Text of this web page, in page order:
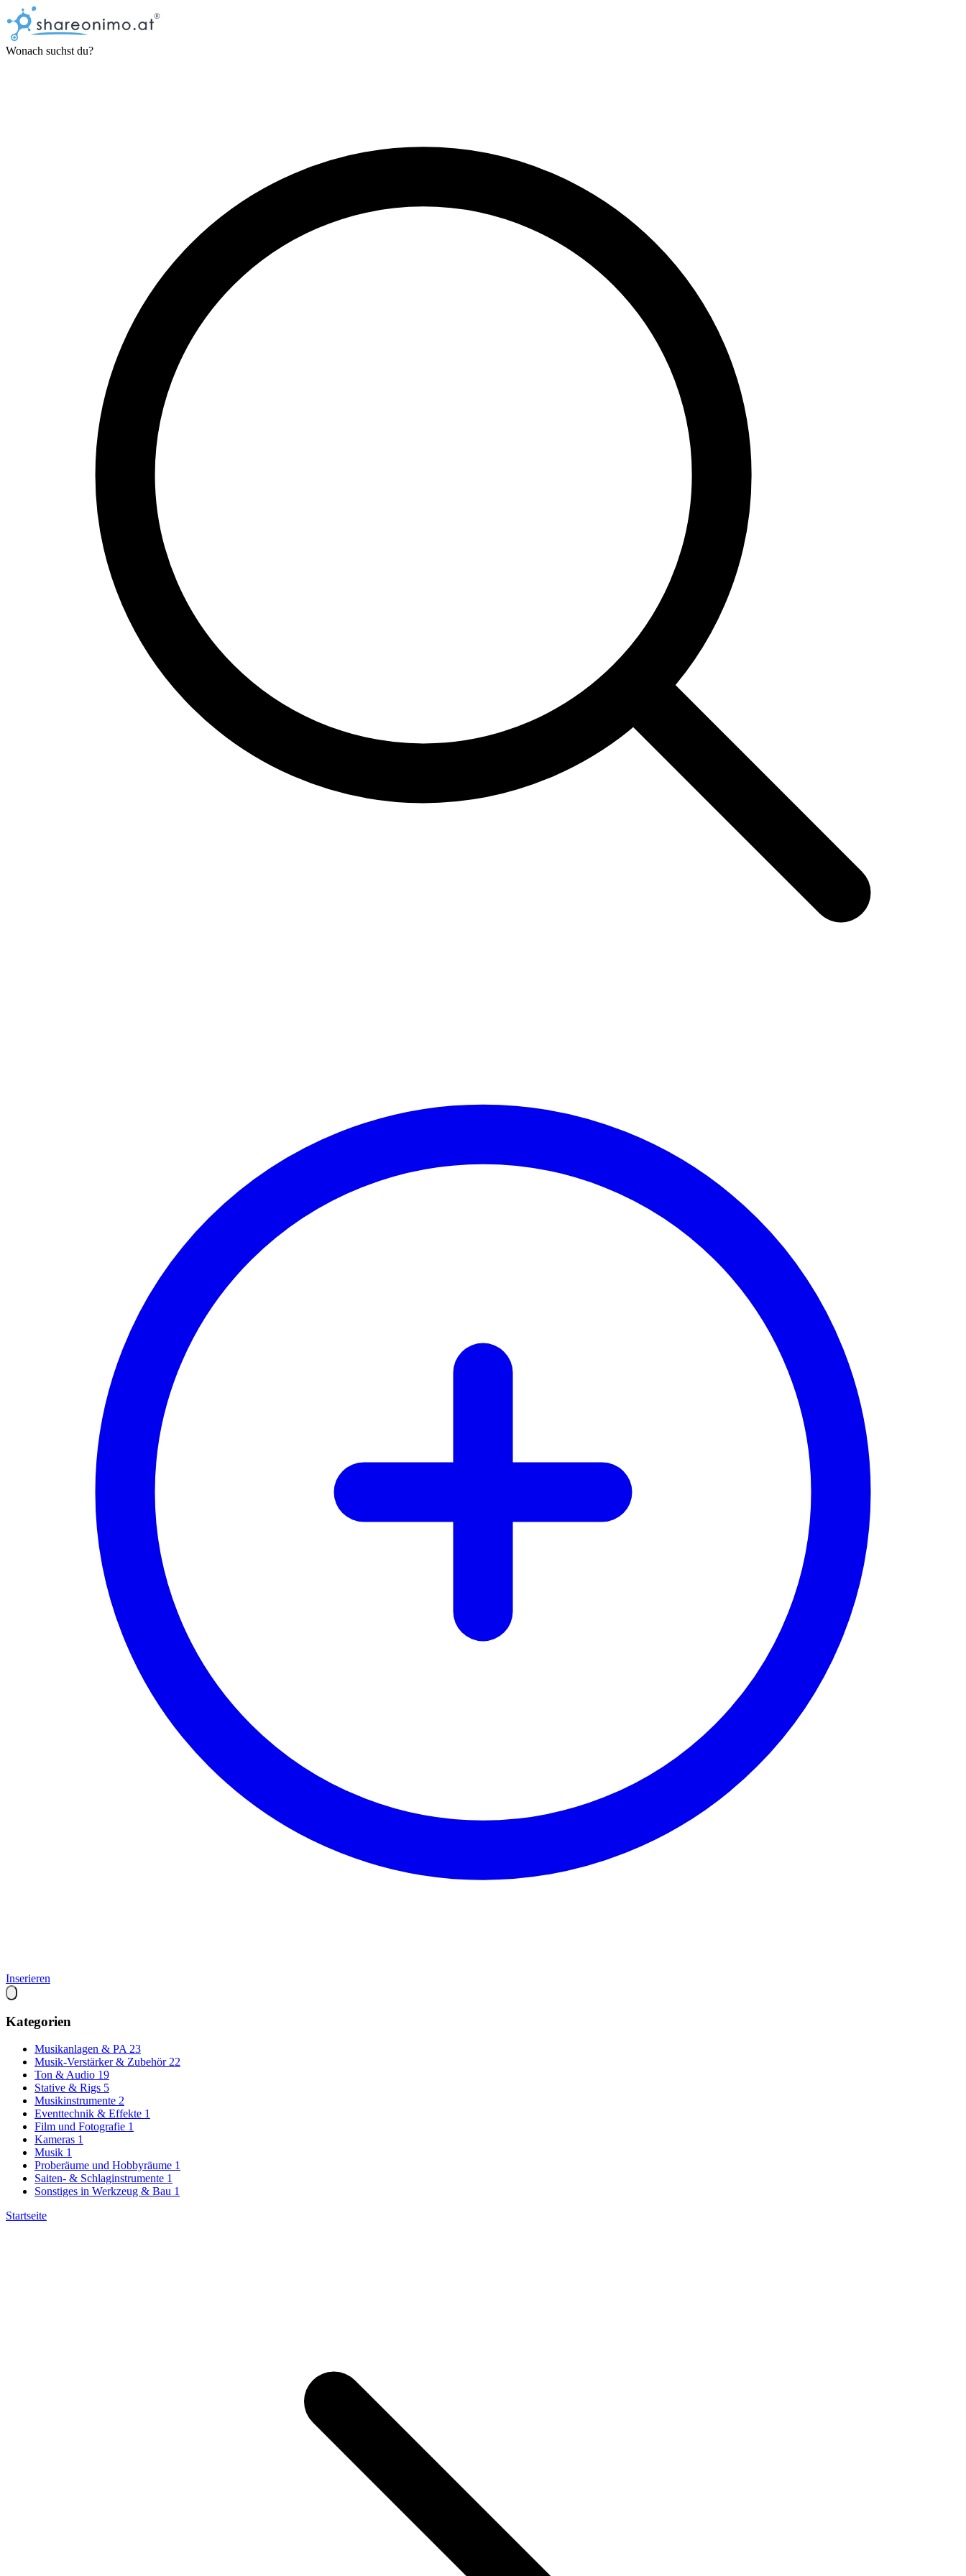
Wonach suchst du?
Inserieren
Kategorien
Musikanlagen & PA 23
Musik-Verstärker & Zubehör 22
Ton & Audio 19
Stative & Rigs 5
Musikinstrumente 2
Eventtechnik & Effekte 1
Film und Fotografie 1
Kameras 1
Musik 1
Proberäume und Hobbyräume 1
Saiten- & Schlaginstrumente 1
Sonstiges in Werkzeug & Bau 1
Startseite